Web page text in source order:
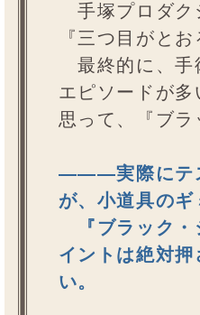
手塚プロダク
『三つ目がと
最終的に、手
エピソードが
思って、『ブ
―――実際にテ
が、小道具の
『ブラック・
イントは絶対
い。